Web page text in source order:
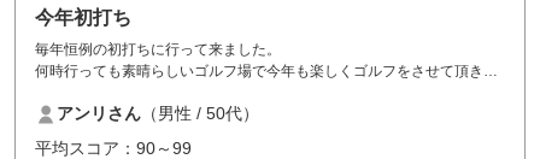
今年初打ち
毎年恒例の初打ちに行って来ました。
何時行っても素晴らしいゴルフ場で今年も楽しくゴルフをさせて頂きま
8時頃のスタートでしたのでグリーンが凍って苦労しました。
アンリさん （男性 / 50代）
平均スコア：90～99